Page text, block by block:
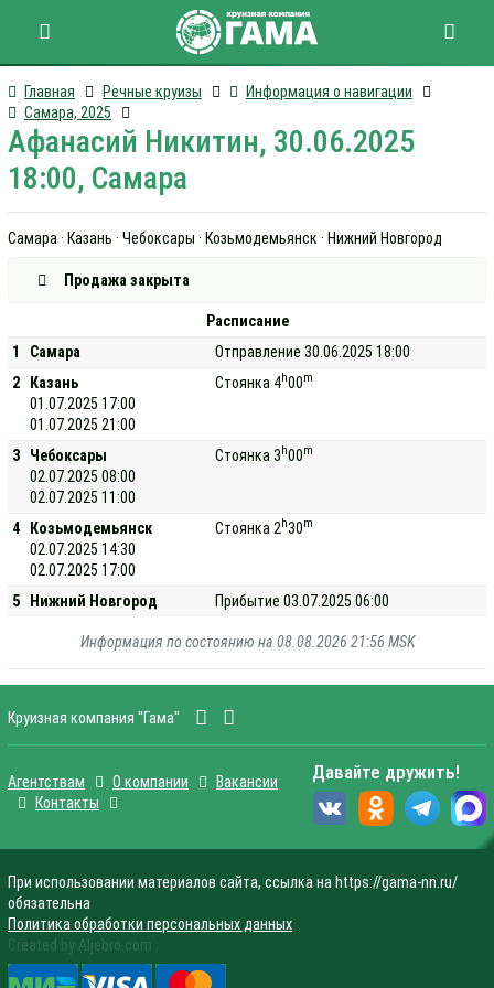
Главная Речные круизы
Информация о навигации
Самара, 2025
Афанасий Никитин, 30.06.2025
18:00, Самара
Самара · Казань · Чебоксары · Козьмодемьянск · Нижний Новгород
Продажа закрыта
Расписание
1
Самара
Отправление 30.06.2025 18:00
2
Казань
01.07.2025 17:00
01.07.2025 21:00
Стоянка 4h00m
3
Чебоксары
02.07.2025 08:00
02.07.2025 11:00
Стоянка 3 h00m
4
Козьмодемьянск
02.07.2025 14:30
02.07.2025 17:00
Стоянка 2 h30m
5 Нижний Новгород Прибытие 03.07.2025 06:00
Информация по состоянию на 08.08.2026 21:56 MSK
Круизная компания "Гама"
Агентствам О компании
Вакансии
Контакты
Давайте дружить!
При использовании материалов сайта, ссылка на https://gama-nn.ru/
обязательна
Политика обработки персональных данных
Created by Aljebro.com